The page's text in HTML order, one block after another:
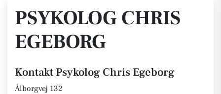
PSYKOLOG CHRIS
EGEBORG
Kontakt Psykolog Chris Egeborg
Ålborgvej 132